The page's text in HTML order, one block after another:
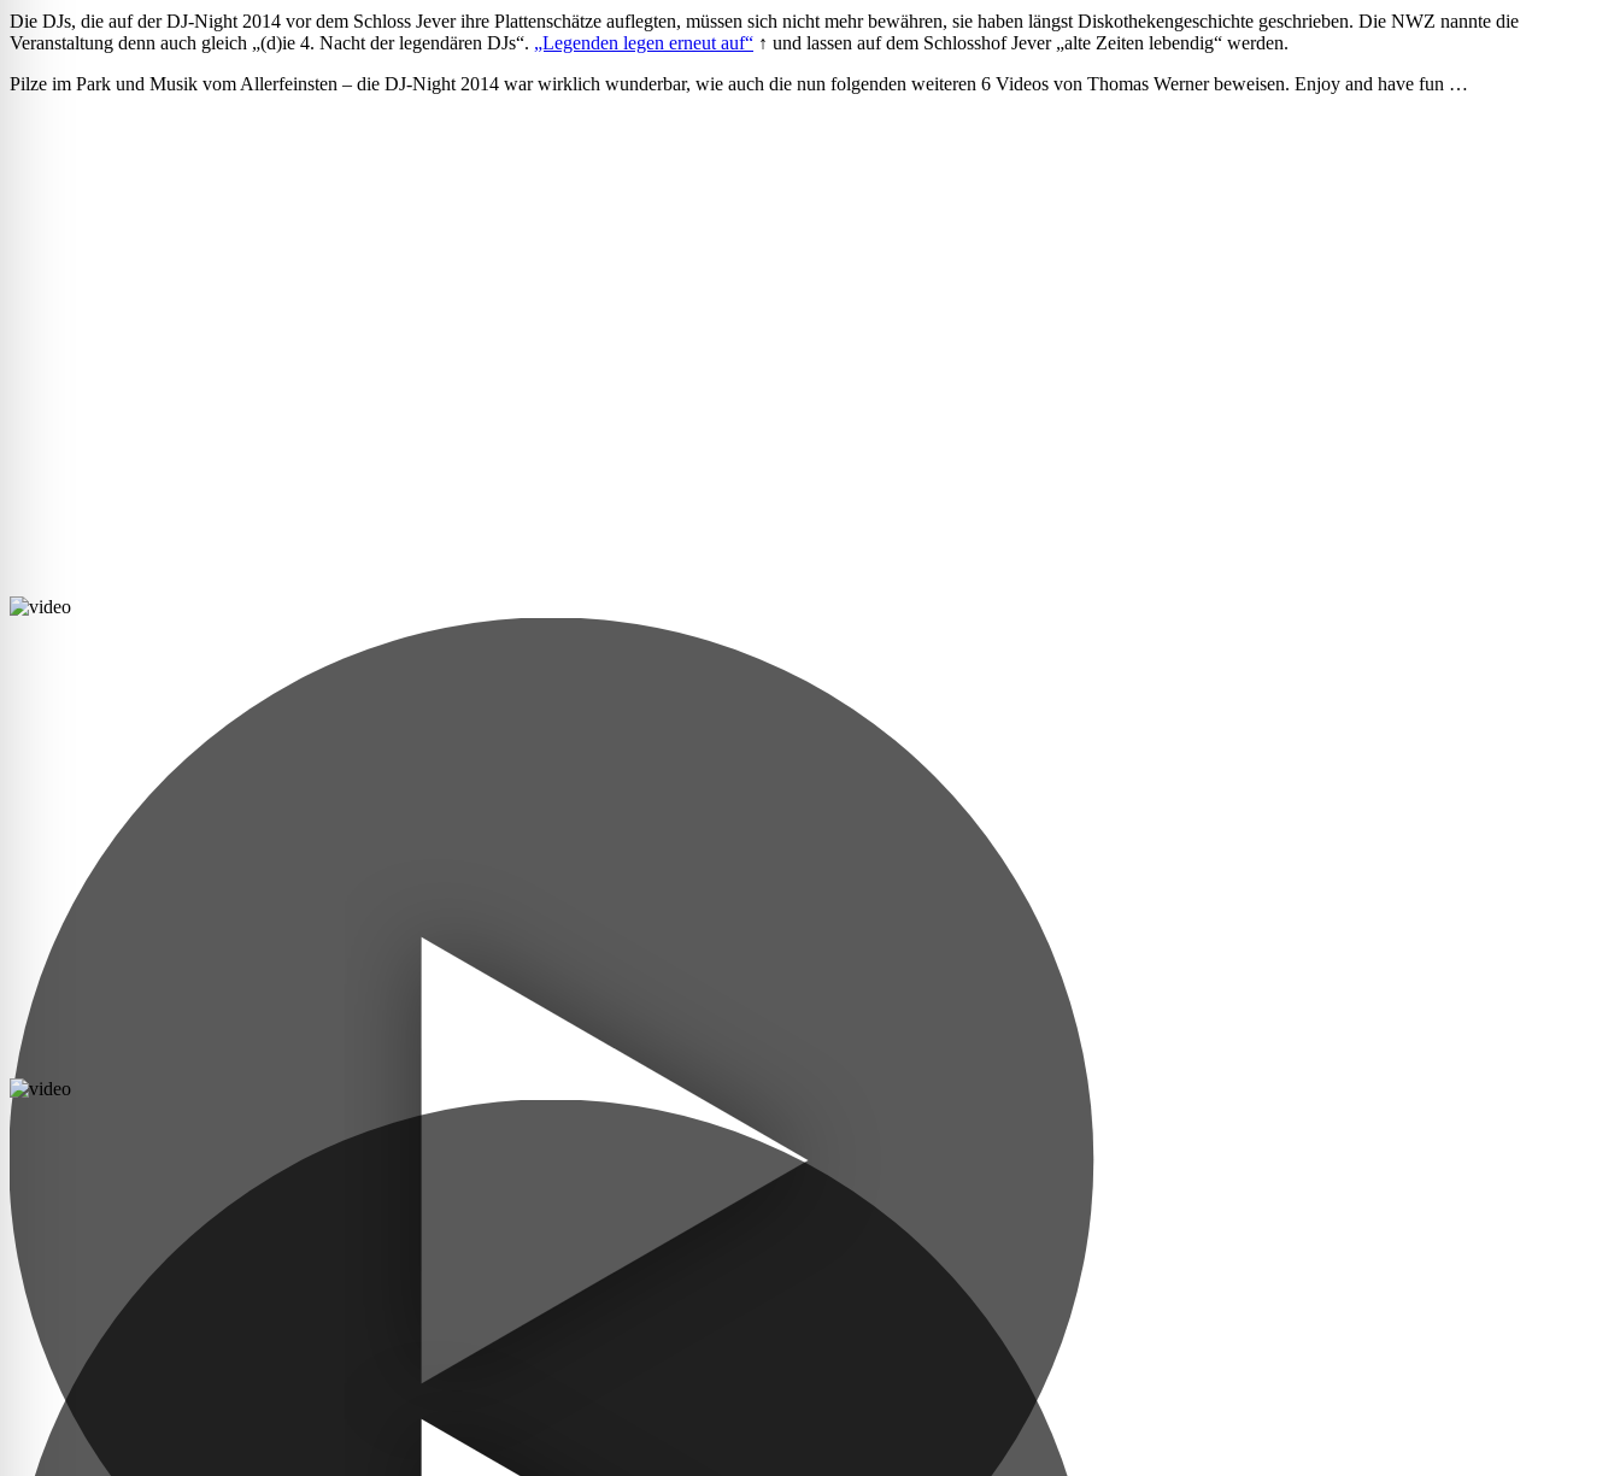
Die DJs, die auf der DJ-Night 2014 vor dem Schloss Jever ihre Plattenschätze auflegten, müssen sich nicht mehr bewähren, sie haben längst Diskothekengeschichte geschrieben. Die NWZ nannte die
Veranstaltung denn auch gleich „(d)ie 4. Nacht der legendären DJs“. „Legenden legen erneut auf“ ↑ und lassen auf dem Schlosshof Jever „alte Zeiten lebendig“ werden.
Pilze im Park und Musik vom Allerfeinsten – die DJ-Night 2014 war wirklich wunderbar, wie auch die nun folgenden weiteren 6 Videos von Thomas Werner beweisen. Enjoy and have fun …